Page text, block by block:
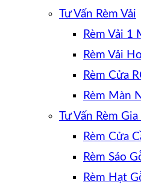
Tư Vấn Rèm Vải
Rèm Vải 1
Rèm Vải
Rèm Cửa
Rèm Màn
Tư Vấn Rèm
Rèm Cửa
Rèm Sáo
Rèm Hạt